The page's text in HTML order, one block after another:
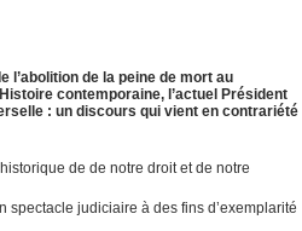
de la peine de mort au
contemporaine, l’actuel Président
: un discours qui vient en contrariété
de de notre droit et de notre
spectacle judiciaire à des fins d’exemplarité